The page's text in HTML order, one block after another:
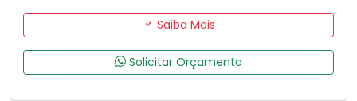
Saiba Mais
Solicitar Orçamento